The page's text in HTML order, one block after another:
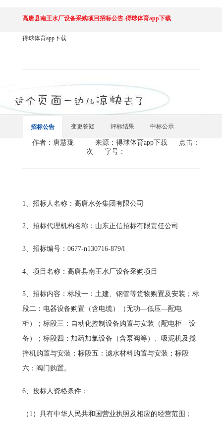
高唐县南王水厂设备采购项目招标公告-得球体育app下载
得球体育app下载
招标公告 变更答疑 评标结果 中标公示
作者：唐慧珑 来源： 得球体育app下载
点击：
次
字号：
1、招标人名称：高唐水务集团有限公司
2、招标代理机构名称：山东正信招标有限责任公司
3、招标编号：0677-n130716-879/l
4、项目名称：高唐县南王水厂设备采购项目
5、招标内容：标段一：土建、钢管等货物购置及安装；标
段二：电器设备购置（含电缆）（无功—低压—配电
柜）；标段三：自动化控制设备购置与安装（配电柜—设
备）；标段四：加药加氯设备（含泵阀等）、吸泥机及搅
拌机购置与安装；标段五：滤水材料购置与安装；标段
六：阀门购置。
6、投标人资格条件：
（1）具有中华人民共和国营业执照及相应的经营范围；